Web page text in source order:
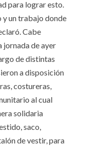
para lograr esto.
un trabajo donde
Cabe
jornada de ayer
de distintas
a disposición
costureras,
al cual
solidaria
saco,
de vestir, para